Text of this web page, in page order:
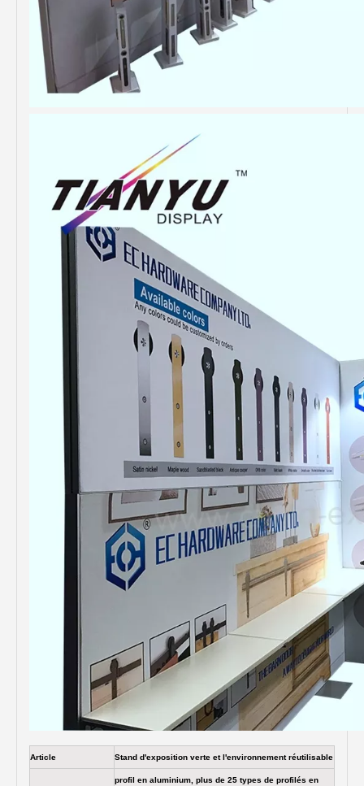
Article Stand d'exposition verte et l'environnement réutilisable
profil en aluminium, plus de 25 types de profilés en